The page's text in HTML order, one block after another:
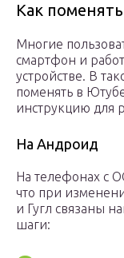
Как
Многие
смартфон и
устройстве. В
поменять в
инструкцию для
На Андроид
На телефонах с
что при
и Гугл связаны
шаги: